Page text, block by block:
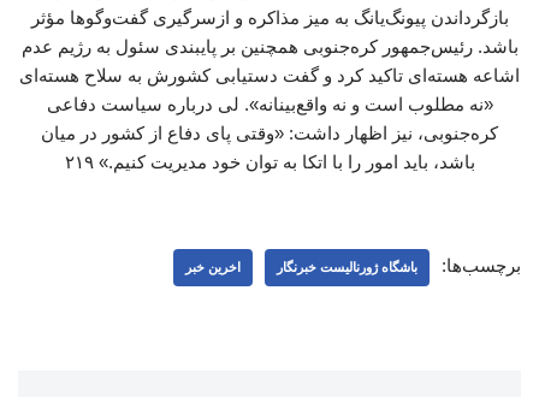
بازگرداندن پیونگ‌یانگ به میز مذاکره و ازسرگیری گفت‌وگوها مؤثر
باشد. رئیس‌جمهور کره‌جنوبی همچنین بر پایبندی سئول به رژیم عدم
اشاعه هسته‌ای تاکید کرد و گفت دستیابی کشورش به سلاح هسته‌ای
«نه مطلوب است و نه واقع‌بینانه». لی درباره سیاست دفاعی
کره‌جنوبی، نیز اظهار داشت: «وقتی پای دفاع از کشور در میان
باشد، باید امور را با اتکا به توان خود مدیریت کنیم.» ۲۱۹
برچسب‌ها: باشگاه ژورنالیست خبرنگار اخرین خبر